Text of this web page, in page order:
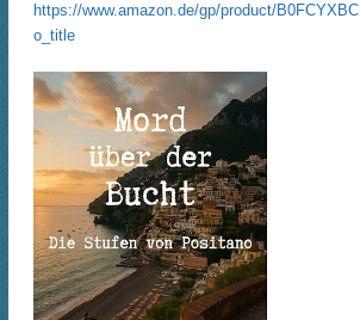
https://www.amazon.de/gp/product/
o_title